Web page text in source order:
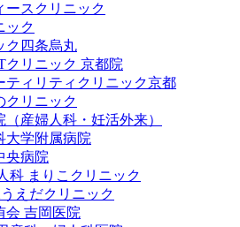
ースクリニック
ック
ク四条烏丸
クリニック 京都院
ティリティクリニック京都
クリニック
産婦人科・妊活外来）
大学附属病院
央病院
科 まりこクリニック
えだクリニック
会 吉岡医院